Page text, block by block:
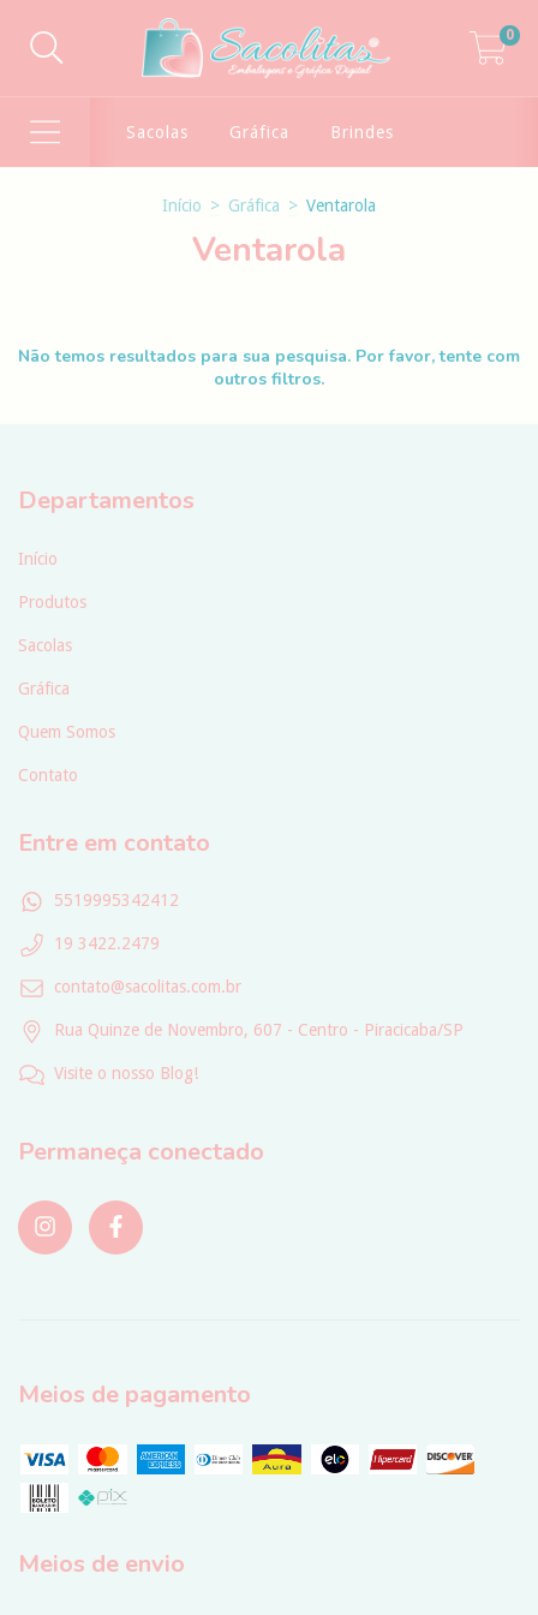
0
Sacolas Gráfica Brindes
Início > Gráfica > Ventarola
Ventarola
Não temos resultados para sua pesquisa. Por favor, tente com
outros filtros.
Departamentos
Início
Produtos
Sacolas
Gráfica
Quem Somos
Contato
Entre em contato
5519995342412
19 3422.2479
contato@sacolitas.com.br
Rua Quinze de Novembro, 607 - Centro - Piracicaba/SP
Visite o nosso Blog!
Permaneça conectado
Meios de pagamento
Meios de envio